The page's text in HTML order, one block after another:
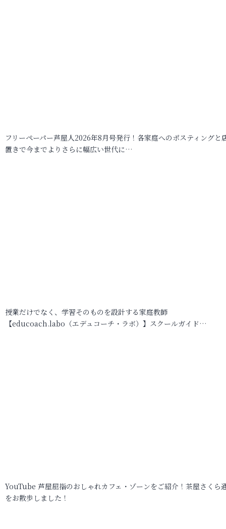
フリーペーパー芦屋人2026年8月号発行！各家庭へのポスティングと
置きで今までよりさらに幅広い世代に…
授業だけでなく、学習そのものを設計する家庭教師
【educoach.labo（エデュコーチ・ラボ）】スクールガイド…
YouTube 芦屋屈指のおしゃれカフェ・ゾーンをご紹介！茶屋さくら
をお散歩しました！